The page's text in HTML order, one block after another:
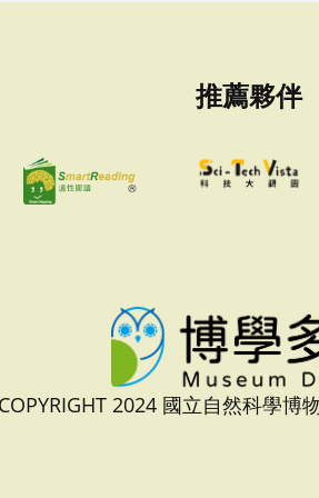
推薦夥伴
2024 國立自然科學